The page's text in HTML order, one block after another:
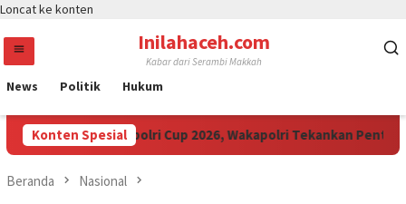
Loncat ke konten
Inilahaceh.com
Kabar dari Serambi Makkah
News Politik Hukum
Konten Spesial
Muda Ikuti Kapolri Cup 2026, Wakapolri Tekankan Pentingnya
Beranda Nasional